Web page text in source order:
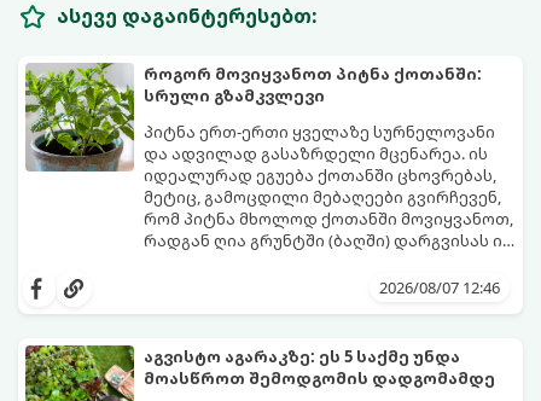
ასევე დაგაინტერესებთ:
როგორ მოვიყვანოთ პიტნა ქოთანში:
სრული გზამკვლევი
პიტნა ერთ-ერთი ყველაზე სურნელოვანი
და ადვილად გასაზრდელი მცენარეა. ის
იდეალურად ეგუება ქოთანში ცხოვრებას,
მეტიც, გამოცდილი მებაღეები გვირჩევენ,
რომ პიტნა მხოლოდ ქოთანში მოვიყვანოთ,
რადგან ღია გრუნტში (ბაღში) დარგვისას ის
და სხვა მცენარეებს ავიწროებს.
გაგახარებთ ნორჩი, არომატული2026/08/07 12:46
აგვისტო აგარაკზე: ეს 5 საქმე უნდა
მოასწროთ შემოდგომის დადგომამდე